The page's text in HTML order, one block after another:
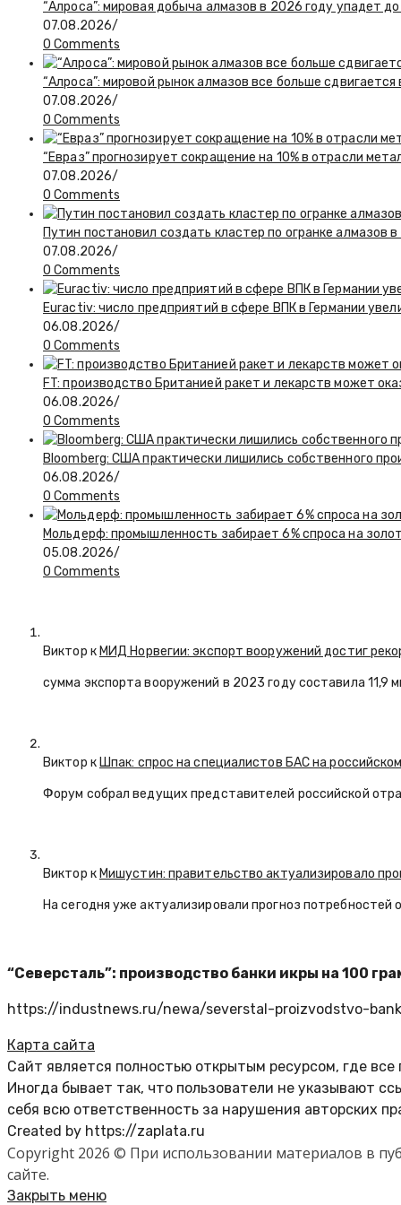
“Алроса”: мировая добыча алмазов в 2026 году упадет
07.08.2026/
0 Comments
“Алроса”: мировой рынок алмазов все больше
07.08.2026/
0 Comments
“Евраз” прогнозирует сокращение на 10% в отрасли
07.08.2026/
0 Comments
Путин постановил создать кластер по огранке алмазов
07.08.2026/
0 Comments
Euractiv: число предприятий в сфере ВПК в Германии
06.08.2026/
0 Comments
FT: производство Британией ракет и лекарств может
06.08.2026/
0 Comments
Bloomberg: США практически лишились собственного
06.08.2026/
0 Comments
Мольдерф: промышленность забирает 6% спроса на
05.08.2026/
0 Comments
Виктор кМИД Норвегии: экспорт вооружений достиг
сумма экспорта вооружений в 2023 году составила 11,9
Виктор кШпак: спрос на специалистов БАС на
Форум собрал ведущих представителей российской
Виктор кМишустин: правительство актуализировало
На сегодня уже актуализировали прогноз
“Северсталь”: производство банки икры на 100
https://industnews.ru/newa/severstal-proizvodstvo-
Карта сайта
Сайт является полностью открытым ресурсом, где
Иногда бывает так, что пользователи не указывают
себя всю ответственность за нарушения авторских
Created by https://zaplata.ru
Copyright 2026 © При использовании материалов в
сайте.
Закрыть меню